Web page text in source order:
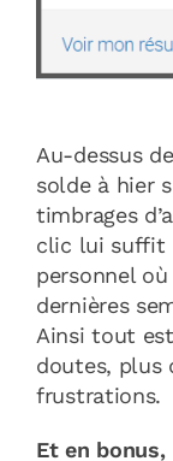
Au-dessus
solde à hier
timbrages
clic lui suffit
personnel
dernières
Ainsi tout
doutes, plus
frustrations.
Et en